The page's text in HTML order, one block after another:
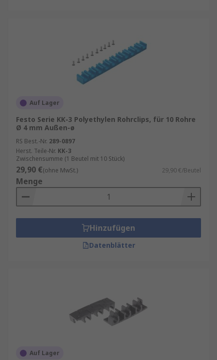
Auf Lager
Festo Serie KK-3 Polyethylen Rohrclips, für 10 Rohre
Ø 4 mm Außen-ø
RS Best.-Nr. 289-0897
Herst. Teile-Nr. KK-3
Zwischensumme (1 Beutel mit 10 Stück)
29,90 €(ohne MwSt.) 29,90 €/Beutel
Menge
Hinzufügen
Datenblätter
Auf Lager